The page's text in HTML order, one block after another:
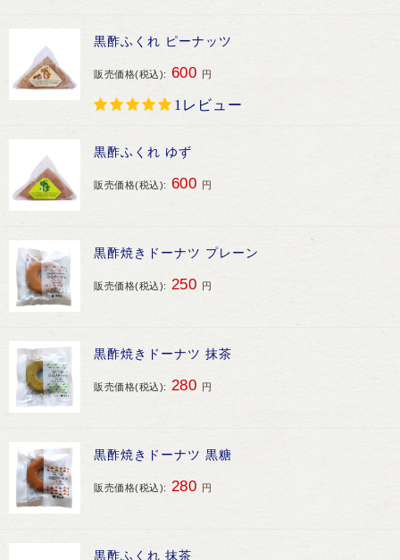
黒酢ふくれ ピーナッツ
販売価格(税込): 600 円
1レビュー
黒酢ふくれ ゆず
販売価格(税込): 600 円
黒酢焼きドーナツ プレーン
販売価格(税込): 250 円
黒酢焼きドーナツ 抹茶
販売価格(税込): 280 円
黒酢焼きドーナツ 黒糖
販売価格(税込): 280 円
黒酢ふくれ 抹茶